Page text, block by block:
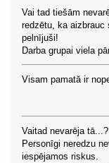
Vai tad tiešām
redzētu, ka aizbrauc
pelnījuši!
Darba grupai viela
Visam pamată ir
Vaitad nevarēja
Personīgi neredzu
iespējamos riskus.